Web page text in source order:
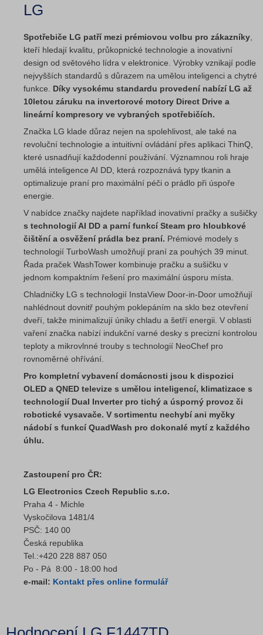
LG
Spotřebiče LG patří mezi prémiovou volbu pro zákazníky
kteří hledají kvalitu, průkopnické technologie a inovativní
design od světového lídra v elektronice. Výrobky vznikají podle
nejvyšších standardů s důrazem na umělou inteligenci a chytré
funkce. Díky vysokému standardu provedení nabízí LG až
10letou záruku na invertorové motory Direct Drive a
lineární kompresory ve vybraných spotřebičích.
Značka LG klade důraz nejen na spolehlivost, ale také na
revoluční technologie a intuitivní ovládání přes aplikaci ThinQ,
které usnadňují každodenní používání. Významnou roli hraje
umělá inteligence AI DD, která rozpoznává typy tkanin a
optimalizuje praní pro maximální péči o prádlo při úspoře
energie.
V nabídce značky najdete například inovativní pračky a sušičky
s technologií AI DD a parní funkcí Steam pro hloubkové
čištění a osvěžení prádla bez praní. Prémiové modely s
technologií TurboWash umožňují praní za pouhých 39 minut.
Řada praček WashTower kombinuje pračku a sušičku v
jednom kompaktním řešení pro maximální úsporu místa.
Chladničky LG s technologií InstaView Door-in-Door umožňují
nahlédnout dovnitř pouhým poklepáním na sklo bez otevření
dveří, takže minimalizují úniky chladu a šetří energii. V oblasti
vaření značka nabízí indukční varné desky s precizní kontrolou
teploty a mikrovlnné trouby s technologií NeoChef pro
rovnoměrné ohřívání.
Pro kompletní vybavení domácnosti jsou k dispozici
OLED a QNED televize s umělou inteligencí, klimatizace s
technologií Dual Inverter pro tichý a úsporný provoz či
robotické vysavače. V sortimentu nechybí ani myčky
nádobí s funkcí QuadWash pro dokonalé mytí z každého
úhlu.
Zastoupení pro ČR:
LG Electronics Czech Republic s.r.o.
Praha 4 - Michle
Vyskočilova 1481/4
PSČ: 140 00
Česká republika
Tel.:+420 228 887 050
Po - Pá 8:00 - 18:00 hod
e-mail: Kontakt přes online formulář